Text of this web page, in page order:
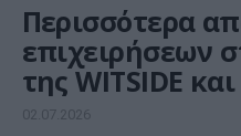
Περισσότερα
επιχειρήσεων
της WITSIDE
02.07.2026